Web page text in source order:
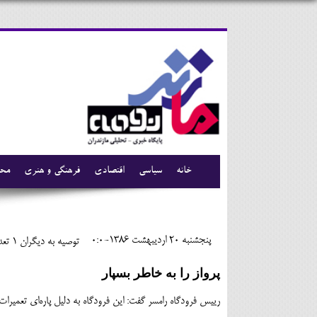
فرهنگی و هنری اقتصادی سیاسی خانه
توصیه به دیگران 1 پنجشنبه 20 ارديبهشت 1386-0:0
پرواز را به خاطر بسپار
رييس فرودگاه رامسر گفت: اين فرودگاه به دليل پاره‌اي تعميرات و مرمت